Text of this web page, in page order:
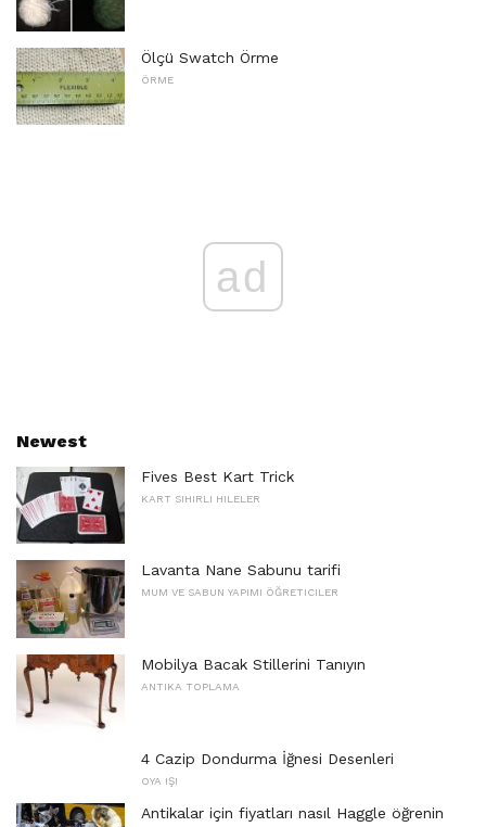
Ölçü Swatch Örme
ÖRME
ad
Newest
Fives Best Kart Trick
KART SIHIRLI HILELER
Lavanta Nane Sabunu tarifi
MUM VE SABUN YAPIMI ÖĞRETICILER
Mobilya Bacak Stillerini Tanıyın
ANTIKA TOPLAMA
4 Cazip Dondurma İğnesi Desenleri
OYA IŞI
Antikalar için fiyatları nasıl Haggle öğrenin